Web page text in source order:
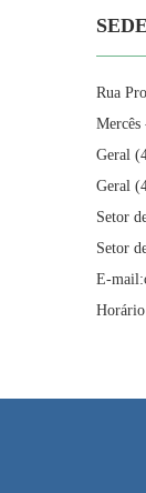
Rua
Geral
Geral
Setor
Setor
E-
Horário